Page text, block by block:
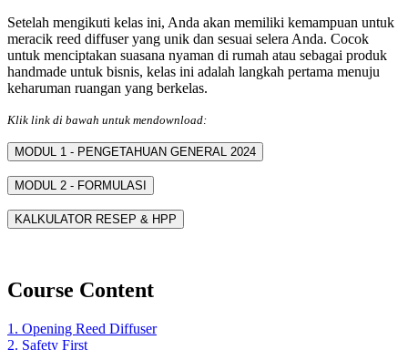
Setelah mengikuti kelas ini, Anda akan memiliki kemampuan untuk
meracik reed diffuser yang unik dan sesuai selera Anda. Cocok
untuk menciptakan suasana nyaman di rumah atau sebagai produk
handmade untuk bisnis, kelas ini adalah langkah pertama menuju
keharuman ruangan yang berkelas.
Klik link di bawah untuk mendownload:
MODUL 1 - PENGETAHUAN GENERAL 2024
MODUL 2 - FORMULASI
KALKULATOR RESEP & HPP
Course Content
1. Opening Reed Diffuser
2. Safety First